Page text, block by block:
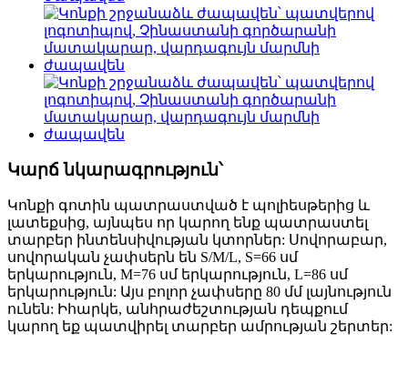
Կարճ նկարագրություն՝
Կոնքի գոտին պատրաստված է պոլիեսթերից և
լատեքսից, այնպես որ կարող ենք պատրաստել
տարբեր ինտենսիվության կտորներ: Սովորաբար,
սովորական չափսերն են S/M/L, S=66 սմ
երկարություն, M=76 սմ երկարություն, L=86 սմ
երկարություն: Այս բոլոր չափսերը 80 մմ լայնություն
ունեն: Իհարկե, անհրաժեշտության դեպքում
կարող եք պատվիրել տարբեր ամրության շերտեր: